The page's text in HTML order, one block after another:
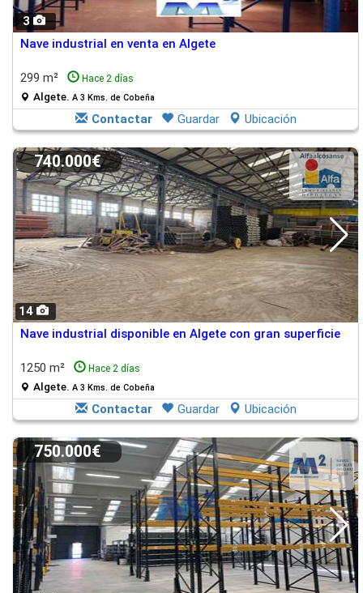
3
Nave industrial en venta en Algete
299 m² Hace 2 días
Algete. A 3 Kms. de Cobeña
Contactar Guardar Ubicación
14
740.000€
Nave industrial disponible en Algete con gran superficie
1250 m² Hace 2 días
Algete. A 3 Kms. de Cobeña
Contactar Guardar Ubicación
750.000€